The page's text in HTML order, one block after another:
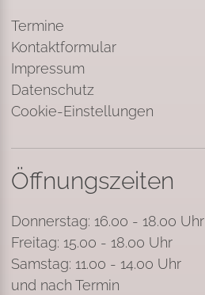
Termine
Kontaktformular
Impressum
Datenschutz
Cookie-Einstellungen
Öffnungszeiten
Donnerstag: 16.00 - 18.00 Uhr
Freitag: 15.00 - 18.00 Uhr
Samstag: 11.00 - 14.00 Uhr
und nach Termin